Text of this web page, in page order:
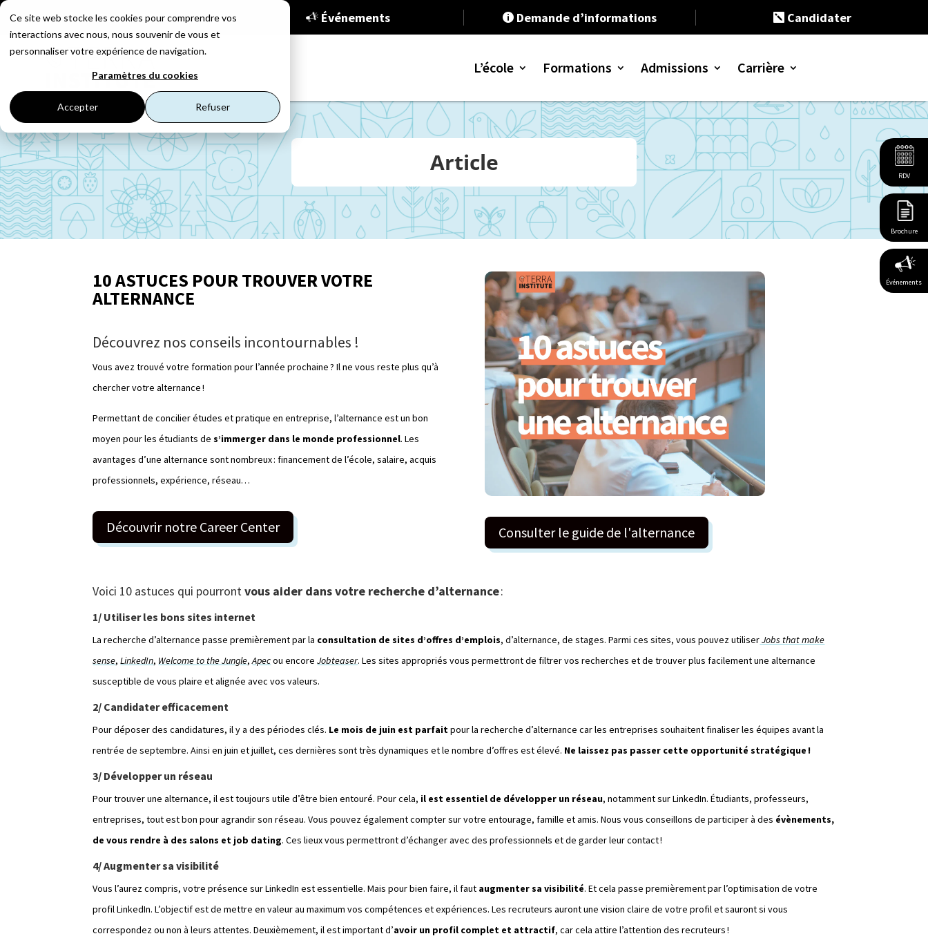
Ce site web stocke les cookies pour comprendre vos
interactions avec nous, nous souvenir de vous et
personnaliser votre expérience de navigation.
Paramètres du cookies
Accepter Refuser
01 53 23 87 14 Événements  Demande d’informations Candidater
L’école Formations
Programme Bac+3
Programme Bac+5
Formation continue
RSE et Développement durable
Communication responsable
Ressources humaines
Admissions Carrière
Article
10 ASTUCES POUR TROUVER VOTRE
ALTERNANCE
Découvrez nos conseils incontournables !
Vous avez trouvé votre formation pour l’année prochaine ? Il ne vous reste plus qu’à
chercher votre alternance !
Permettant de concilier études et pratique en entreprise, l’alternance est un bon
moyen pour les étudiants des’immerger dans le monde professionnel. Les
avantages d’une alternance sont nombreux : financement de l’école, salaire, acquis
professionnels, expérience, réseau…
Découvrir notre Career Center Consulter le guide de l'alternance
Voici 10 astuces qui pourrontvous aider dans votre recherche d’alternance:
1/ Utiliser les bons sites internet
La recherche d’alternance passe premièrement par la consultation de sites d’offres d’emplois, d’alternance, de stages. Parmi ces sites, vous pouvez utiliserJobs that make
sense,LinkedIn, Welcome to the Jungle,Apecou encoreJobteaser. Les sites appropriés vous permettront de filtrer vos recherches et de trouver plus facilement une alternance
susceptible de vous plaire et alignée avec vos valeurs.
2/ Candidater efficacement
Pour déposer des candidatures, il y a des périodes clés. Le mois de juin est parfaitpour la recherche d’alternance car les entreprises souhaitent finaliser les équipes avant la
rentrée de septembre. Ainsi en juin et juillet, ces dernières sont très dynamiques et le nombre d’offres est élevé. Ne laissez pas passer cette opportunité stratégique !
3/ Développer un réseau
Pour trouver une alternance, il est toujours utile d’être bien entouré. Pour cela, il est essentiel de développer un réseau, notamment sur LinkedIn. Étudiants, professeurs,
entreprises, tout est bon pour agrandir son réseau. Vous pouvez également compter sur votre entourage, famille et amis. Nous vous conseillons de participer à des évènements,
de vous rendre à des salons et job dating. Ces lieux vous permettront d’échanger avec des professionnels et de garder leur contact !
4/ Augmenter sa visibilité
Vous l’aurez compris, votre présence sur LinkedIn est essentielle. Mais pour bien faire, il faut augmenter sa visibilité. Et cela passe premièrement par l’optimisation de votre
profil LinkedIn. L’objectif est de mettre en valeur au maximum vos compétences et expériences. Les recruteurs auront une vision claire de votre profil et sauront si vous
correspondez ou non à leurs attentes. Deuxièmement, il est important d’avoir un profil complet et attractif, car cela attire l’attention des recruteurs !